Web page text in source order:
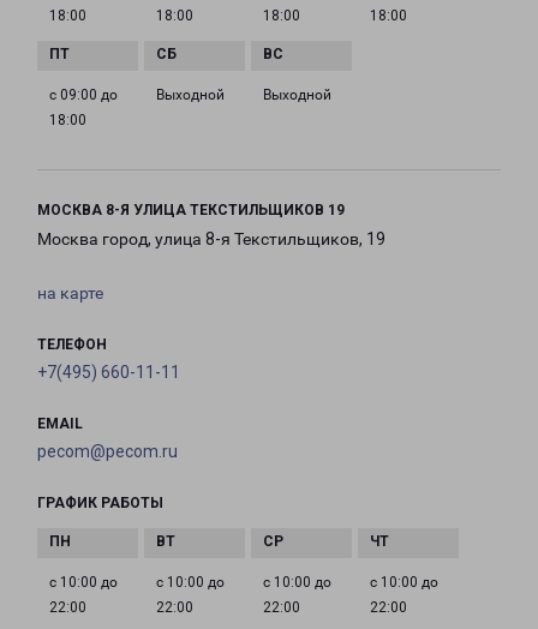
18:00
18:00
18:00
18:00
с 09:00 до
18:00
Выходной Выходной
МОСКВА 8-Я УЛИЦА ТЕКСТИЛЬЩИКОВ 19
Москва город, улица 8-я Текстильщиков, 19
на карте
ТЕЛЕФОН
+7(495) 660-11-11
EMAIL
pecom@pecom.ru
ГРАФИК РАБОТЫ
с 10:00 до
22:00
с 10:00 до
22:00
с 10:00 до
22:00
с 10:00 до
22:00